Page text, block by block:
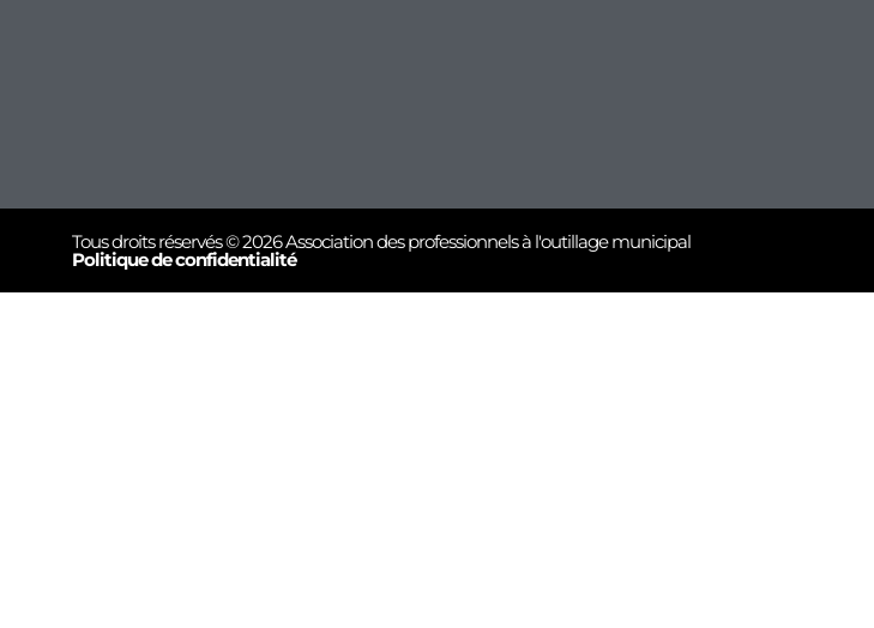
Tous droits réservés © 2026 Association des professionnels à l'outillage municipal
Politique de confidentialité